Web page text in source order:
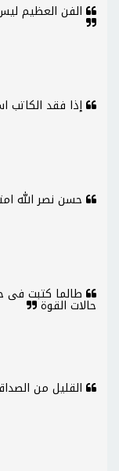
الفن العظيم
إذا فقد الكاتب
حسن نصر الله
طالما كتبت فى
حالات القوة
القليل من